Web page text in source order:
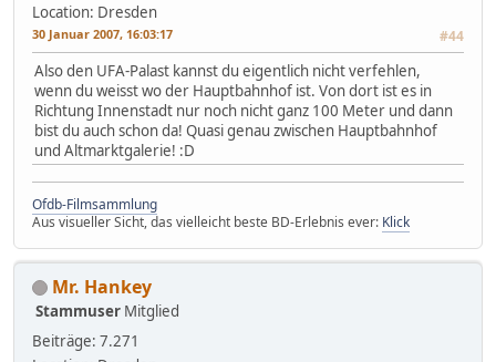
Location: Dresden
30 Januar 2007, 16:03:17 #44
Also den UFA-Palast kannst du eigentlich nicht verfehlen,
wenn du weisst wo der Hauptbahnhof ist. Von dort ist es in
Richtung Innenstadt nur noch nicht ganz 100 Meter und dann
bist du auch schon da! Quasi genau zwischen Hauptbahnhof
und Altmarktgalerie! :D
Ofdb-Filmsammlung
Aus visueller Sicht, das vielleicht beste BD-Erlebnis ever: Klick
Mr. Hankey
Stammuser Mitglied
Beiträge: 7.271